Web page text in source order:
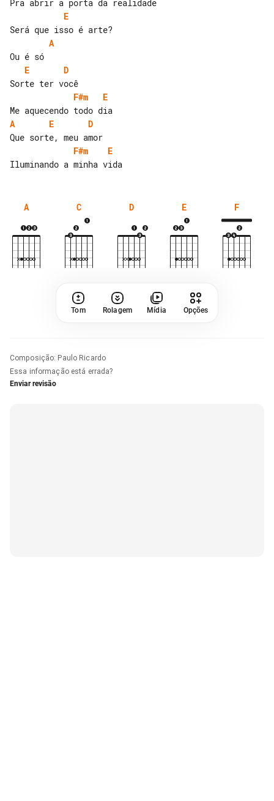
E
A
E
D
F#m
E
A
E
D
F#m
E
A C D E F
Tom Rolagem Mídia Opções
Composição: Paulo Ricardo
Essa informação está errada?
Enviar revisão